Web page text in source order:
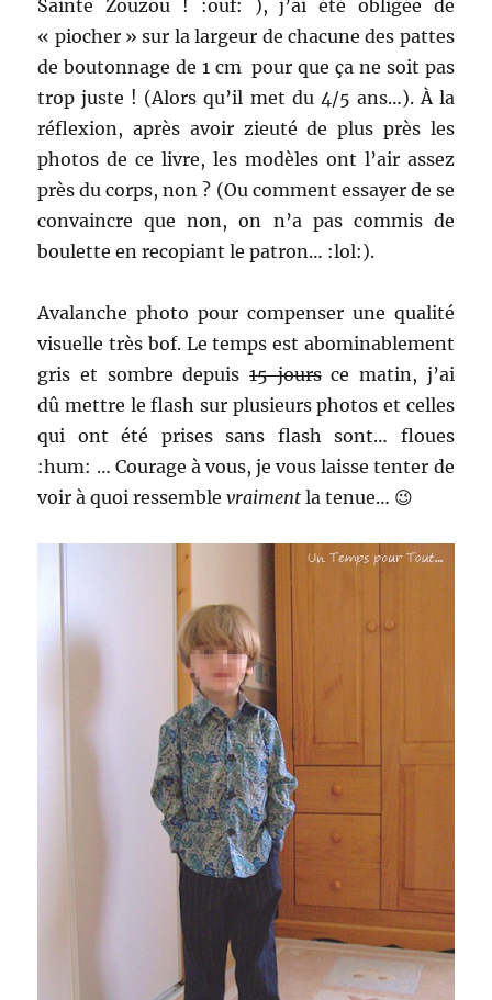
Sainte Zouzou ! :ouf: ), j’ai été obligée de
« piocher » sur la largeur de chacune des pattes
de boutonnage de 1 cm pour que ça ne soit pas
trop juste ! (Alors qu’il met du 4/5 ans…). À la
réflexion, après avoir zieuté de plus près les
photos de ce livre, les modèles ont l’air assez
près du corps, non ? (Ou comment essayer de se
convaincre que non, on n’a pas commis de
boulette en recopiant le patron… :lol:).
Avalanche photo pour compenser une qualité
visuelle très bof. Le temps est abominablement
gris et sombre depuis 15 joursce matin, j’ai
dû mettre le flash sur plusieurs photos et celles
qui ont été prises sans flash sont… floues
:hum: … Courage à vous, je vous laisse tenter de
voir à quoi ressemblevraiment la tenue… 😉